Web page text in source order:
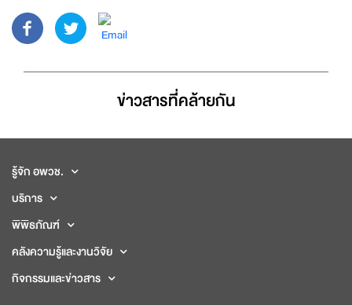
ข่าวสารที่่คล้ายกัน
รู้จัก อพวช.
บริการ
พิพิธภัณฑ์
คลังความรู้และงานวิจัย
กิจกรรมและข่าวสาร